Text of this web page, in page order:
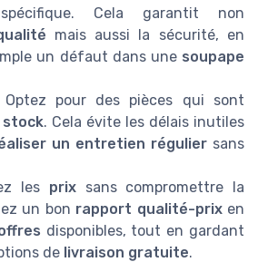
spécifique. Cela garantit non
mais aussi la sécurité, en
un défaut dans une soupape
Optez pour des pièces qui sont
stock. Cela évite les délais inutiles
un entretien régulier sans
les prixsans compromettre la
un bon rapport qualité-prixen
disponibles, tout en gardant
de livraison gratuite.